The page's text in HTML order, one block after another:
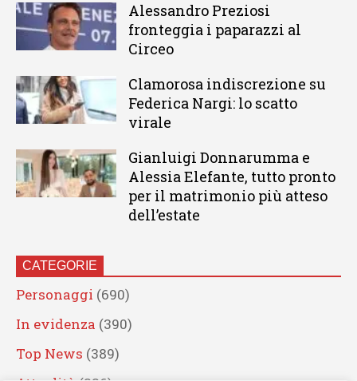
Alessandro Preziosi
fronteggia i paparazzi al
Circeo
Clamorosa indiscrezione su
Federica Nargi: lo scatto
virale
Gianluigi Donnarumma e
Alessia Elefante, tutto pronto
per il matrimonio più atteso
dell’estate
CATEGORIE
Personaggi (690)
In evidenza (390)
Top News (389)